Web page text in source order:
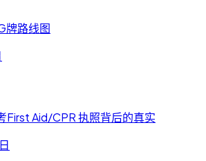
牌路线图
First Aid/CPR 执照背后的真实